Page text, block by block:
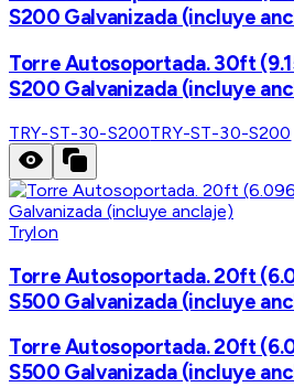
S200 Galvanizada (incluye
Torre Autosoportada. 30ft
S200 Galvanizada (incluye
TRY-ST-30-S200TRY-ST-30-S200
Trylon
Torre Autosoportada. 20ft
S500 Galvanizada (incluye
Torre Autosoportada. 20ft
S500 Galvanizada (incluye